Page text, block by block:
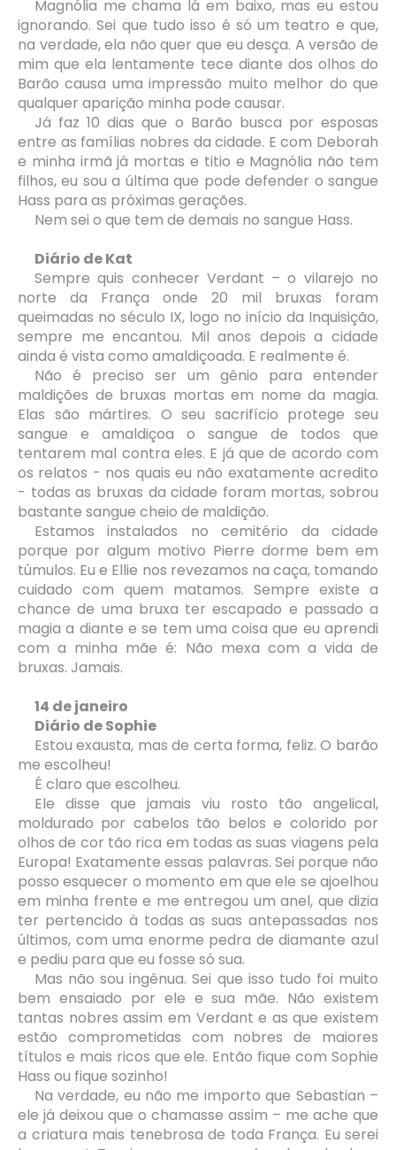
Magnólia me chama lá em baixo, mas eu estou
ignorando. Sei que tudo isso é só um teatro e que,
na verdade, ela não quer que eu desça. A versão de
mim que ela lentamente tece diante dos olhos do
Barão causa uma impressão muito melhor do que
qualquer aparição minha pode causar.
Já faz 10 dias que o Barão busca por esposas
entre as famílias nobres da cidade. E com Deborah
e minha irmã já mortas e titio e Magnólia não tem
filhos, eu sou a última que pode defender o sangue
Hass para as próximas gerações.
Nem sei o que tem de demais no sangue Hass.
Diário de Kat
Sempre quis conhecer Verdant – o vilarejo no
norte da França onde 20 mil bruxas foram
queimadas no século IX, logo no início da Inquisição,
sempre me encantou. Mil anos depois a cidade
ainda é vista como amaldiçoada. E realmente é.
Não é preciso ser um gênio para entender
maldições de bruxas mortas em nome da magia.
Elas são mártires. O seu sacrifício protege seu
sangue e amaldiçoa o sangue de todos que
tentarem mal contra eles. E já que de acordo com
os relatos - nos quais eu não exatamente acredito
- todas as bruxas da cidade foram mortas, sobrou
bastante sangue cheio de maldição.
Estamos instalados no cemitério da cidade
porque por algum motivo Pierre dorme bem em
túmulos. Eu e Ellie nos revezamos na caça, tomando
cuidado com quem matamos. Sempre existe a
chance de uma bruxa ter escapado e passado a
magia a diante e se tem uma coisa que eu aprendi
com a minha mãe é: Não mexa com a vida de
bruxas. Jamais.
14 de janeiro
Diário de Sophie
Estou exausta, mas de certa forma, feliz. O barão
me escolheu!
É claro que escolheu.
Ele disse que jamais viu rosto tão angelical,
moldurado por cabelos tão belos e colorido por
olhos de cor tão rica em todas as suas viagens pela
Europa! Exatamente essas palavras. Sei porque não
posso esquecer o momento em que ele se ajoelhou
em minha frente e me entregou um anel, que dizia
ter pertencido à todas as suas antepassadas nos
últimos, com uma enorme pedra de diamante azul
e pediu para que eu fosse só sua.
Mas não sou ingênua. Sei que isso tudo foi muito
bem ensaiado por ele e sua mãe. Não existem
tantas nobres assim em Verdant e as que existem
estão comprometidas com nobres de maiores
títulos e mais ricos que ele. Então fique com Sophie
Hass ou fique sozinho!
Na verdade, eu não me importo que Sebastian –
ele já deixou que o chamasse assim – me ache que
a criatura mais tenebrosa de toda França. Eu serei